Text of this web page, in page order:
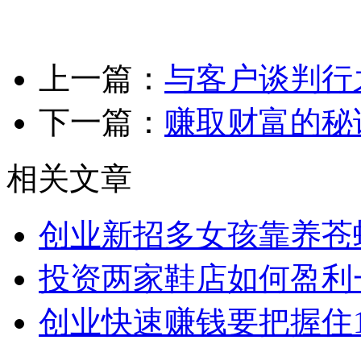
上一篇： 与客户谈判
下一篇： 赚取财富的秘
相关文章
创业新招多女孩靠养
投资两家鞋店如何盈
创业快速赚钱要把握住